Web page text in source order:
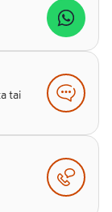
tai